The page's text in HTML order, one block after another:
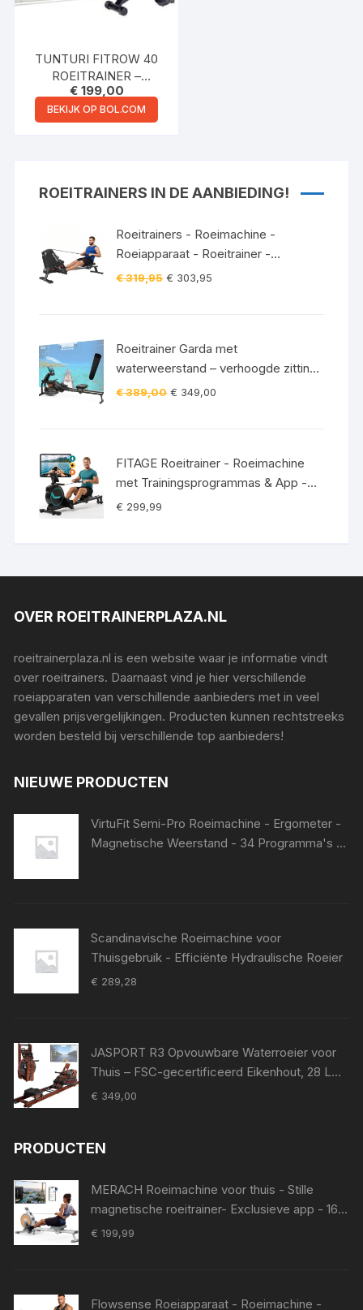
TUNTURI FITROW 40
ROEITRAINER –
ROEIMACHINE MET 8
WEERSTANDSNIVEAUS
– ROEIAPPARAAT
€199,00
BEKIJK OP BOL.COM
ROEITRAINERS IN DE AANBIEDING!
Roeitrainers - Roeimachine -
Roeiapparaat - Roeitrainer -
Crosstrainer - Inklapbaar - Zwart
€319,95 Oorspronkelijke
€ 303,95
Roeitrainer Garda met
waterweerstand – verhoogde zitting
– Bluetooth – 120 kg incl.
€389,00 Oorspronkelijke
€ 349,00
FITAGE Roeitrainer - Roeimachine
met Trainingsprogrammas & App -
Inklapbaar Roeiapparaat met 16
€ 299,99
OVER ROEITRAINERPLAZA.NL
roeitrainerplaza.nl is een website waar je informatie vindt
over roeitrainers. Daarnaast vind je hier verschillende
roeiapparaten van verschillende aanbieders met in veel
gevallen prijsvergelijkingen. Producten kunnen rechtstreeks
worden besteld bij verschillende top aanbieders!
NIEUWE PRODUCTEN
VirtuFit Semi-Pro Roeimachine - Ergometer -
Magnetische Weerstand - 34 Programma's -
Scandinavische Roeimachine voor
Thuisgebruik - Efficiënte Hydraulische Roeier
€ 289,28
JASPORT R3 Opvouwbare Waterroeier voor
Thuis – FSC-gecertificeerd Eikenhout, 28 L
Watertank, Bluetooth, Kinomap, LCD-display,
€ 349,00
PRODUCTEN
MERACH Roeimachine voor thuis - Stille
magnetische roeitrainer- Exclusieve app - 16
weerstandsniveaus - Verbeterde dubbele
€ 199,99
Flowsense Roeiapparaat - Roeimachine -